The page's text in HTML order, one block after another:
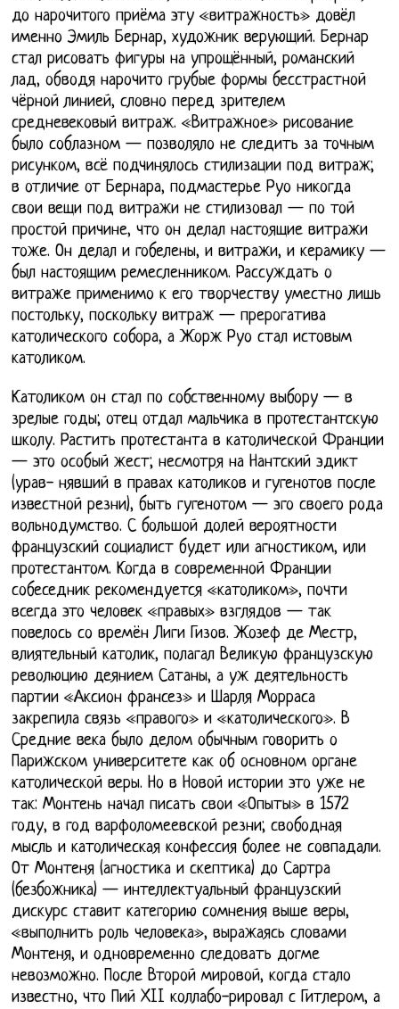
до нарочитого приёма эту «витражность» довёл
именно Эмиль Бернар, художник верующий. Бернар
стал рисовать фигуры на упрощённый, романский
лад, обводя нарочито грубые формы бесстрастной
чёрной линией, словно перед зрителем
средневековый витраж. «Витражное» рисование
было соблазном — позволяло не следить за точным
рисунком, всё подчинялось стилизации под витраж;
в отличие от Бернара, подмастерье Руо никогда
свои вещи под витражи не стилизовал — по той
простой причине, что он делал настоящие витражи
тоже. Он делал и гобелены, и витражи, и керамику —
был настоящим ремесленником. Рассуждать о
витраже применимо к его творчеству уместно лишь
постольку, поскольку витраж — прерогатива
католического собора, а Жорж Руо стал истовым
католиком.
Католиком он стал по собственному выбору — в
зрелые годы; отец отдал мальчика в протестантскую
школу. Растить протестанта в католической Франции
— это особый жест; несмотря на Нантский эдикт
(урав- нявший в правах католиков и гугенотов после
известной резни), быть гугенотом — эго своего рода
вольнодумство. С большой долей вероятности
французский социалист будет или агностиком, или
протестантом. Когда в современной Франции
собеседник рекомендуется «католиком», почти
всегда это человек «правых» взглядов — так
повелось со времён Лиги Гизов. Жозеф де Местр,
влиятельный католик, полагал Великую французскую
революцию деянием Сатаны, а уж деятельность
партии «Аксион франсез» и Шарля Морраса
закрепила связь «правого» и «католического». В
Средние века было делом обычным говорить о
Парижском университете как об основном органе
католической веры. Но в Новой истории это уже не
так: Монтень начал писать свои «Опыты» в 1572
году, в год варфоломеевской резни; свободная
мысль и католическая конфессия более не совпадали.
От Монтеня (агностика и скептика) до Сартра
(безбожника) — интеллектуальный французский
дискурс ставит категорию сомнения выше веры,
«выполнить роль человека», выражаясь словами
Монтеня, и одновременно следовать догме
невозможно. После Второй мировой, когда стало
известно, что Пий XII коллабо-рировал с Гитлером, а